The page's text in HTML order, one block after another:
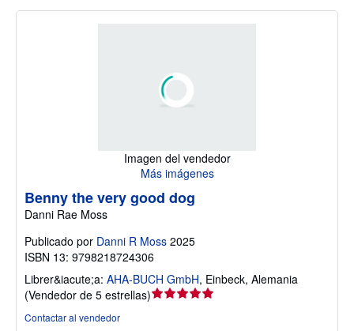
Imagen del vendedor
Más imágenes
Benny the very good dog
Danni Rae Moss
Publicado por Danni R Moss 2025
ISBN 13: 9798218724306
Librer&iacute;a: AHA-BUCH GmbH, Einbeck, Alemania
(Vendedor de 5 estrellas)Calificación
Contactar al vendedor